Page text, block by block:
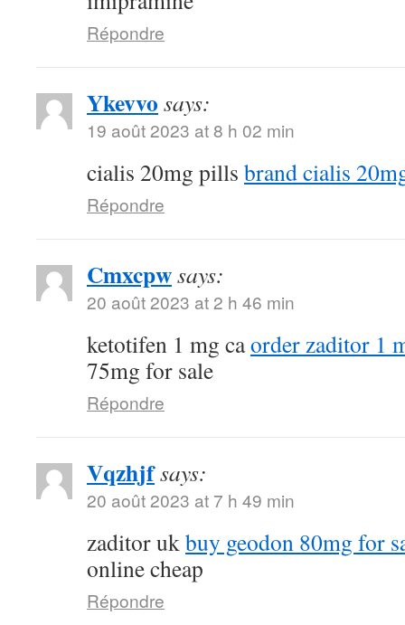
Répondre
Ykevvo says:
19 août 2023 at 8 h 02 min
cialis 20mg pills brand cialis
Répondre
Cmxcpwsays:
20 août 2023 at 2 h 46 min
ketotifen 1 mg caorder zaditor 1
75mg for sale
Répondre
Vqzhjfsays:
20 août 2023 at 7 h 49 min
zaditor ukbuy geodon 80mg for
online cheap
Répondre